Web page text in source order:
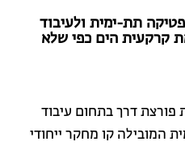
תת-ימית ולעיבוד
קרקעית הים כפי שלא
פורצת דרך בתחום עיבוד
המובילה קו מחקר ייחודי